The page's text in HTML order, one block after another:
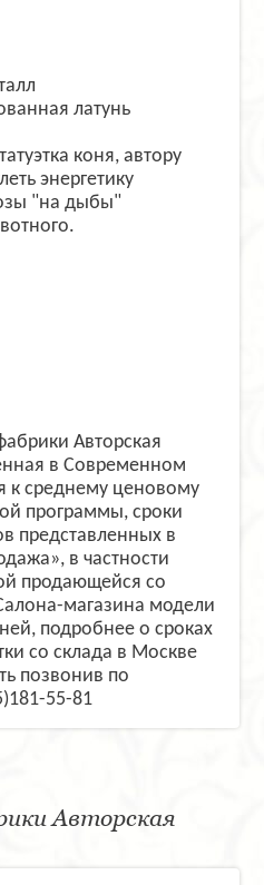
латунь
коня, автору
энергетику
"на дыбы"
Авторская
в Современном
к среднему ценовому
программы, сроки
представленных в
в частности
продающейся со
магазина модели
подробнее о сроках
со склада в Москве
позвонив по
55-81
Авторская